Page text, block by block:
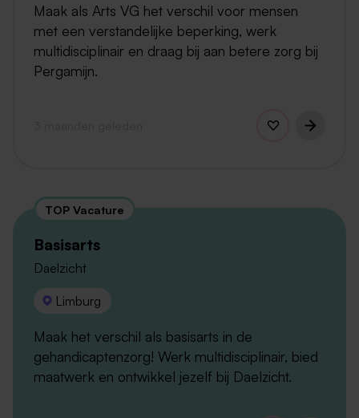
Maak als Arts VG het verschil voor mensen
met een verstandelijke beperking, werk
multidisciplinair en draag bij aan betere zorg bij
Pergamijn.
TOP Vacature
Basisarts
Daelzicht
Limburg
Maak het verschil als basisarts in de
gehandicaptenzorg! Werk multidisciplinair, bied
maatwerk en ontwikkel jezelf bij Daelzicht.